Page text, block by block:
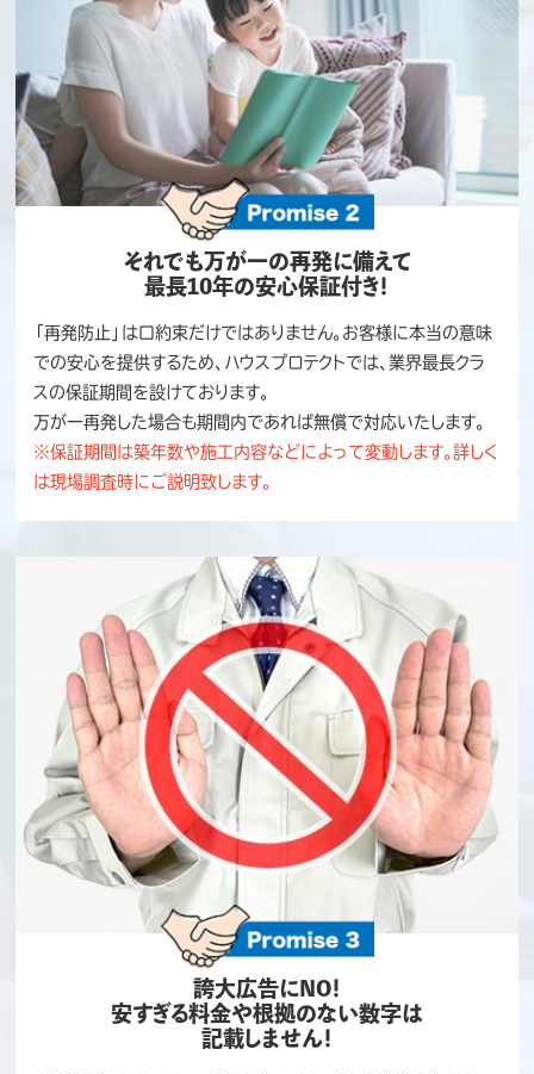
それでも万が一の再発に備えて
最長10年の安心保証付き！
「再発防止」は口約束だけではありません。お客様に本当の意味
での安心を提供するため、ハウスプロテクトでは、業界最長クラ
スの保証期間を設けております。
万が一再発した場合も期間内であれば無償で対応いたします。
※保証期間は築年数や施工内容などによって変動します。詳しく
は現場調査時にご説明致します。
誇大広告にNO！
安すぎる料金や根拠のない数字は
記載しません！